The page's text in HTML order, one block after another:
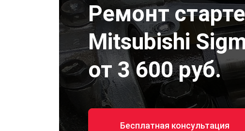
Ремонт
Mitsubishi
от 3 600 руб.
Бесплатная консультация